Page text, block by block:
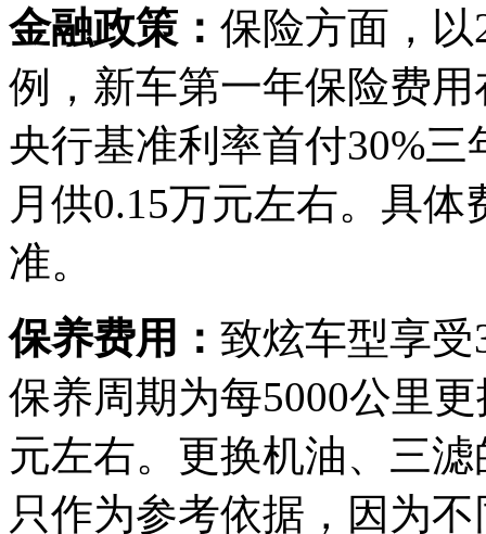
金融政策： 保险方面，以
例，新车第一年保险费
央行基准利率首付30%
月供0.15万元左右。具
准。
保养费用： 致炫车型享
保养周期为每5000公里
元左右。更换机油、三
只作为参考依据，因为